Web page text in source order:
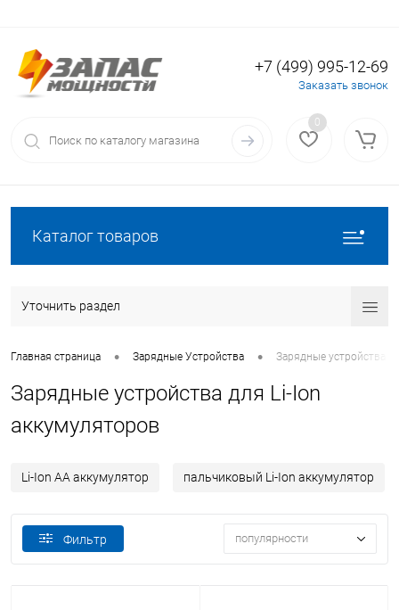
Вход Регистрация
+7 (499) 995-12-69
Заказать звонок
0
Каталог товаров
Уточнить раздел
Главная страница • Зарядные Устройства • Зарядные устройства
Зарядные устройства для Li-Ion
аккумуляторов
Li-Ion АА аккумулятор пальчиковый Li-Ion аккумулятор
Фильтр популярности